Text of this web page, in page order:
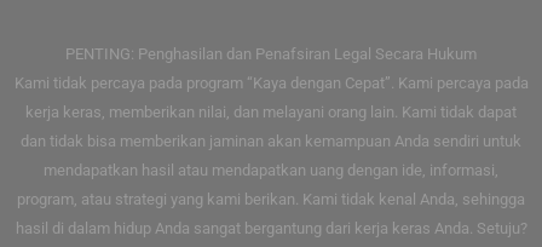
PENTING: Penghasilan dan Penafsiran Legal Secara Hukum
Kami tidak percaya pada program “Kaya dengan Cepat”. Kami percaya pada
kerja keras, memberikan nilai, dan melayani orang lain. Kami tidak dapat
dan tidak bisa memberikan jaminan akan kemampuan Anda sendiri untuk
mendapatkan hasil atau mendapatkan uang dengan ide, informasi,
program, atau strategi yang kami berikan. Kami tidak kenal Anda, sehingga
hasil di dalam hidup Anda sangat bergantung dari kerja keras Anda. Setuju?